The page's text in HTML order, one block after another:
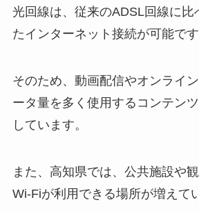
光回線は、従来のADSL回線に比
たインターネット接続が可能です
そのため、動画配信やオンライ
ータ量を多く使用するコンテン
しています。
また、高知県では、公共施設や
Wi-Fiが利用できる場所が増えて